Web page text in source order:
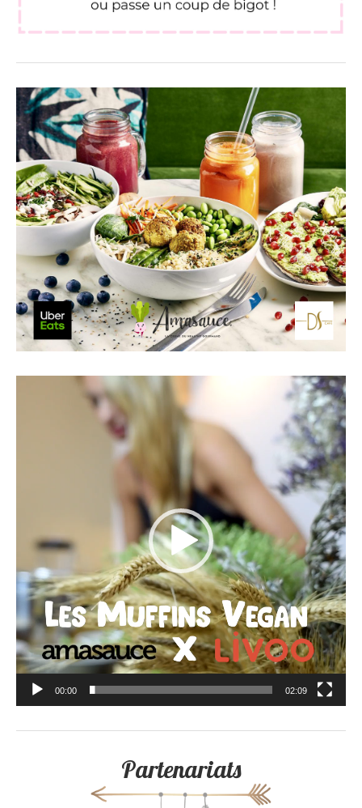
00:00 02:09
Partenariats